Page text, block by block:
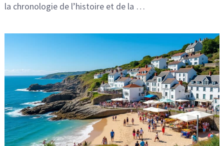
la chronologie de l’histoire et de la …